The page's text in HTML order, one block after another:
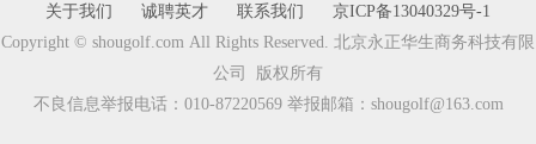
关于我们 诚聘英才 联系我们
京ICP备13040329号-1
Copyright © shougolf.com All Rights Reserved. 北京永正华生商务科技有限
公司 版权所有
不良信息举报电话：010-87220569 举报邮箱：shougolf@163.com